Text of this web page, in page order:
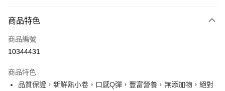
信用卡一次付款
LINE Pay
街口支付
商品特色
商品編號
10344431
商品特色
品質保證，新鮮熟小卷，口感Q彈，豐富營養，無添加物，絕對